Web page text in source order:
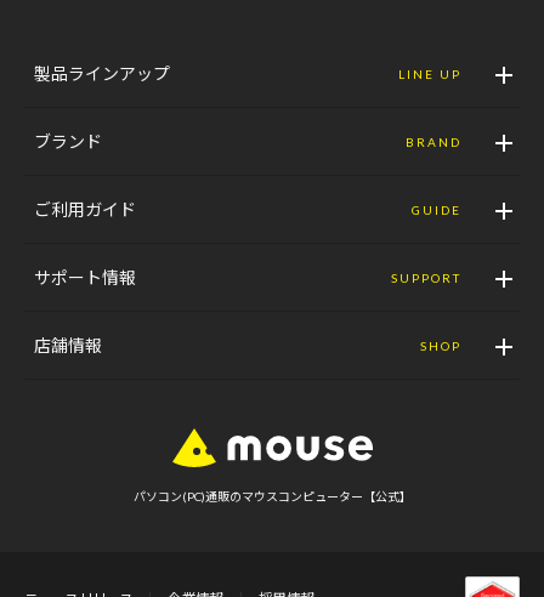
製品ラインアップ LINE UP
ブランド BRAND
ご利用ガイド GUIDE
サポート情報 SUPPORT
店舗情報 SHOP
パソコン(PC)通販のマウスコンピューター【公式】